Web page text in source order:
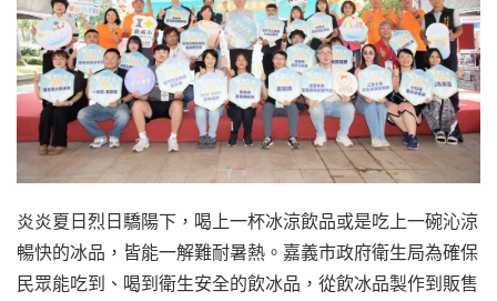
炎炎夏日烈日驕陽下，喝上一杯冰涼飲品或是吃上一碗沁涼
暢快的冰品，皆能一解難耐暑熱。嘉義市政府衛生局為確保
民眾能吃到、喝到衛生安全的飲冰品，從飲冰品製作到販售